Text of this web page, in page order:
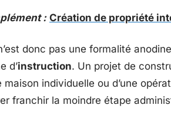
: Création de propriété
donc pas une formalité
d’instruction. Un projet de
maison individuelle ou d’une
franchir la moindre étape